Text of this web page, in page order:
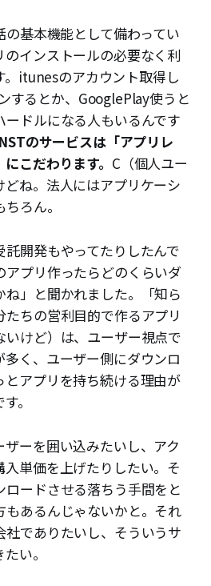
の基本機能として備わってい
のインストールの必要なく利
。itunesのアカウント取得し
するとか、GooglePlay使うと
ドルになる人もいるんです
のサービスは「アプリレ
こだわります。 C（個人ユー
ね。法人にはアプリケーシ
ろん。
開発もやってたりしたんで
アプリ作ったらどのくらいダ
ね」と聞かれました。「知ら
ちの営利目的で作るアプリ
いけど）は、ユーザー視点で
く、ユーザー側にダウンロ
とアプリを持ち続ける理由が
。
ーを囲い込みたいし、アク
単価を上げたりしたい。そ
ードさせる落ちう手間をと
もあるんじゃないかと。それ
社でありたいし、そういうサ
い。